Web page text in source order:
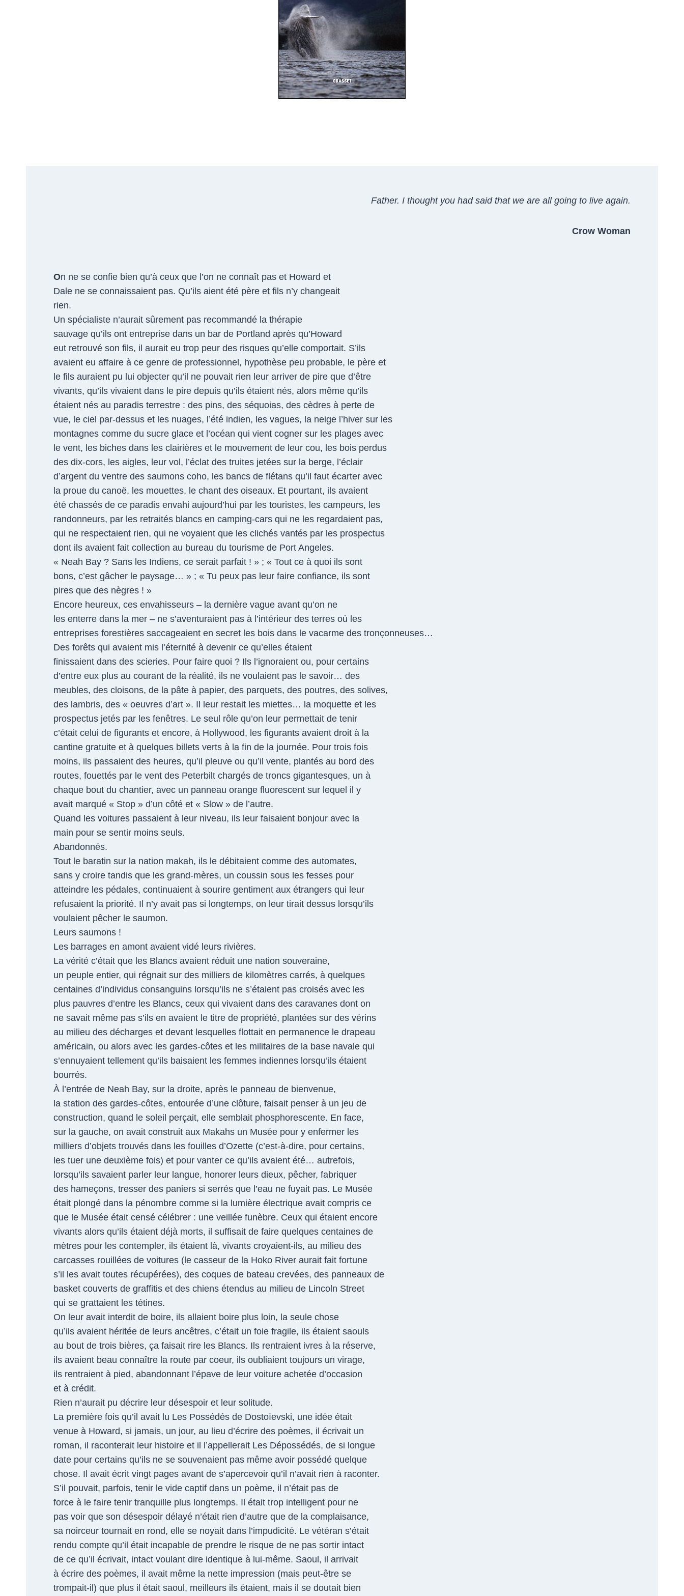
Father. I thought you had said that we are all going to live again.
Crow Woman
On ne se confie bien qu’à ceux que l’on ne connaît pas et Howard et
Dale ne se connaissaient pas. Qu’ils aient été père et fils n’y changeait
rien.
Un spécialiste n’aurait sûrement pas recommandé la thérapie
sauvage qu’ils ont entreprise dans un bar de Portland après qu’Howard
eut retrouvé son fils, il aurait eu trop peur des risques qu’elle comportait. S’ils
avaient eu affaire à ce genre de professionnel, hypothèse peu probable, le père et
le fils auraient pu lui objecter qu’il ne pouvait rien leur arriver de pire que d’être
vivants, qu’ils vivaient dans le pire depuis qu’ils étaient nés, alors même qu’ils
étaient nés au paradis terrestre : des pins, des séquoias, des cèdres à perte de
vue, le ciel par-dessus et les nuages, l’été indien, les vagues, la neige l’hiver sur les
montagnes comme du sucre glace et l’océan qui vient cogner sur les plages avec
le vent, les biches dans les clairières et le mouvement de leur cou, les bois perdus
des dix-cors, les aigles, leur vol, l’éclat des truites jetées sur la berge, l’éclair
d’argent du ventre des saumons coho, les bancs de flétans qu’il faut écarter avec
la proue du canoë, les mouettes, le chant des oiseaux. Et pourtant, ils avaient
été chassés de ce paradis envahi aujourd’hui par les touristes, les campeurs, les
randonneurs, par les retraités blancs en camping-cars qui ne les regardaient pas,
qui ne respectaient rien, qui ne voyaient que les clichés vantés par les prospectus
dont ils avaient fait collection au bureau du tourisme de Port Angeles.
« Neah Bay ? Sans les Indiens, ce serait parfait ! » ; « Tout ce à quoi ils sont
bons, c’est gâcher le paysage… » ; « Tu peux pas leur faire confiance, ils sont
pires que des nègres ! »
Encore heureux, ces envahisseurs – la dernière vague avant qu’on ne
les enterre dans la mer – ne s’aventuraient pas à l’intérieur des terres où les
entreprises forestières saccageaient en secret les bois dans le vacarme des tronçonneuses…
Des forêts qui avaient mis l’éternité à devenir ce qu’elles étaient
finissaient dans des scieries. Pour faire quoi ? Ils l’ignoraient ou, pour certains
d’entre eux plus au courant de la réalité, ils ne voulaient pas le savoir… des
meubles, des cloisons, de la pâte à papier, des parquets, des poutres, des solives,
des lambris, des « oeuvres d’art ». Il leur restait les miettes… la moquette et les
prospectus jetés par les fenêtres. Le seul rôle qu’on leur permettait de tenir
c’était celui de figurants et encore, à Hollywood, les figurants avaient droit à la
cantine gratuite et à quelques billets verts à la fin de la journée. Pour trois fois
moins, ils passaient des heures, qu’il pleuve ou qu’il vente, plantés au bord des
routes, fouettés par le vent des Peterbilt chargés de troncs gigantesques, un à
chaque bout du chantier, avec un panneau orange fluorescent sur lequel il y
avait marqué « Stop » d’un côté et « Slow » de l’autre.
Quand les voitures passaient à leur niveau, ils leur faisaient bonjour avec la
main pour se sentir moins seuls.
Abandonnés.
Tout le baratin sur la nation makah, ils le débitaient comme des automates,
sans y croire tandis que les grand-mères, un coussin sous les fesses pour
atteindre les pédales, continuaient à sourire gentiment aux étrangers qui leur
refusaient la priorité. Il n’y avait pas si longtemps, on leur tirait dessus lorsqu’ils
voulaient pêcher le saumon.
Leurs saumons !
Les barrages en amont avaient vidé leurs rivières.
La vérité c’était que les Blancs avaient réduit une nation souveraine,
un peuple entier, qui régnait sur des milliers de kilomètres carrés, à quelques
centaines d’individus consanguins lorsqu’ils ne s’étaient pas croisés avec les
plus pauvres d’entre les Blancs, ceux qui vivaient dans des caravanes dont on
ne savait même pas s’ils en avaient le titre de propriété, plantées sur des vérins
au milieu des décharges et devant lesquelles flottait en permanence le drapeau
américain, ou alors avec les gardes-côtes et les militaires de la base navale qui
s’ennuyaient tellement qu’ils baisaient les femmes indiennes lorsqu’ils étaient
bourrés.
À l’entrée de Neah Bay, sur la droite, après le panneau de bienvenue,
la station des gardes-côtes, entourée d’une clôture, faisait penser à un jeu de
construction, quand le soleil perçait, elle semblait phosphorescente. En face,
sur la gauche, on avait construit aux Makahs un Musée pour y enfermer les
milliers d’objets trouvés dans les fouilles d’Ozette (c’est-à-dire, pour certains,
les tuer une deuxième fois) et pour vanter ce qu’ils avaient été… autrefois,
lorsqu’ils savaient parler leur langue, honorer leurs dieux, pêcher, fabriquer
des hameçons, tresser des paniers si serrés que l’eau ne fuyait pas. Le Musée
était plongé dans la pénombre comme si la lumière électrique avait compris ce
que le Musée était censé célébrer : une veillée funèbre. Ceux qui étaient encore
vivants alors qu’ils étaient déjà morts, il suffisait de faire quelques centaines de
mètres pour les contempler, ils étaient là, vivants croyaient-ils, au milieu des
carcasses rouillées de voitures (le casseur de la Hoko River aurait fait fortune
s’il les avait toutes récupérées), des coques de bateau crevées, des panneaux de
basket couverts de graffitis et des chiens étendus au milieu de Lincoln Street
qui se grattaient les tétines.
On leur avait interdit de boire, ils allaient boire plus loin, la seule chose
qu’ils avaient héritée de leurs ancêtres, c’était un foie fragile, ils étaient saouls
au bout de trois bières, ça faisait rire les Blancs. Ils rentraient ivres à la réserve,
ils avaient beau connaître la route par coeur, ils oubliaient toujours un virage,
ils rentraient à pied, abandonnant l’épave de leur voiture achetée d’occasion
et à crédit.
Rien n’aurait pu décrire leur désespoir et leur solitude.
La première fois qu’il avait lu Les Possédés de Dostoïevski, une idée était
venue à Howard, si jamais, un jour, au lieu d’écrire des poèmes, il écrivait un
roman, il raconterait leur histoire et il l’appellerait Les Dépossédés, de si longue
date pour certains qu’ils ne se souvenaient pas même avoir possédé quelque
chose. Il avait écrit vingt pages avant de s’apercevoir qu’il n’avait rien à raconter.
S’il pouvait, parfois, tenir le vide captif dans un poème, il n’était pas de
force à le faire tenir tranquille plus longtemps. Il était trop intelligent pour ne
pas voir que son désespoir délayé n’était rien d’autre que de la complaisance,
sa noirceur tournait en rond, elle se noyait dans l’impudicité. Le vétéran s’était
rendu compte qu’il était incapable de prendre le risque de ne pas sortir intact
de ce qu’il écrivait, intact voulant dire identique à lui-même. Saoul, il arrivait
à écrire des poèmes, il avait même la nette impression (mais peut-être se
trompait-il) que plus il était saoul, meilleurs ils étaient, mais il se doutait bien